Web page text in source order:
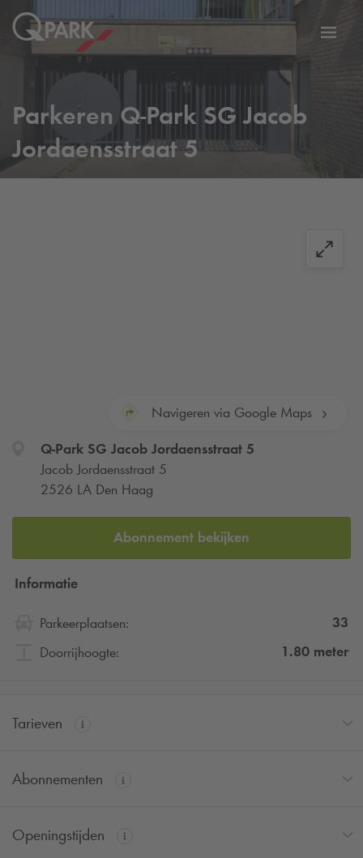
Parkeren Q-Park SG Jacob
Jordaensstraat 5
Navigeren via Google Maps
Q-ParkSG Jacob Jordaensstraat 5
Jacob Jordaensstraat 5
2526 LA Den Haag
Abonnement bekijken
Informatie
Parkeerplaatsen:
33
Doorrijhoogte:
1.80 meter
Tarieven
Abonnementen
Openingstijden